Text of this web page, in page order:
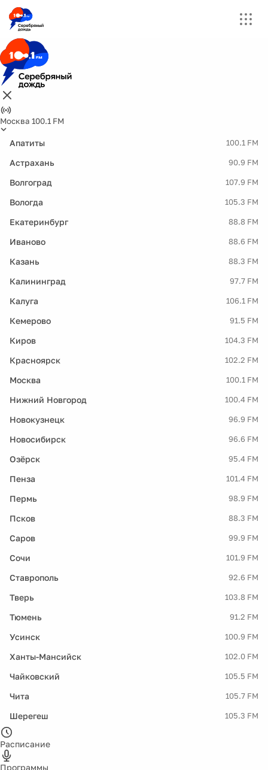
Москва 100.1 FM
Апатиты 100.1 FM
Астрахань 90.9 FM
Волгоград 107.9 FM
Вологда 105.3 FM
Екатеринбург 88.8 FM
Иваново 88.6 FM
Казань 88.3 FM
Калининград 97.7 FM
Калуга 106.1 FM
Кемерово 91.5 FM
Киров 104.3 FM
Красноярск 102.2 FM
Москва 100.1 FM
Нижний Новгород 100.4 FM
Новокузнецк 96.9 FM
Новосибирск 96.6 FM
Озёрск 95.4 FM
Пенза 101.4 FM
Пермь 98.9 FM
Псков 88.3 FM
Саров 99.9 FM
Сочи 101.9 FM
Ставрополь 92.6 FM
Тверь 103.8 FM
Тюмень 91.2 FM
Усинск 100.9 FM
Ханты-Мансийск 102.0 FM
Чайковский 105.5 FM
Чита 105.7 FM
Шерегеш 105.3 FM
Расписание
Программы